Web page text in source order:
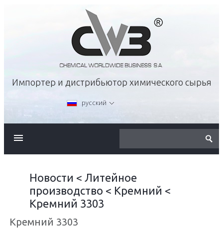
Импортер и дистрибьютор химического сырья
русский
Новости < Литейное
производство < Кремний <
Kремний 3303
Kремний 3303